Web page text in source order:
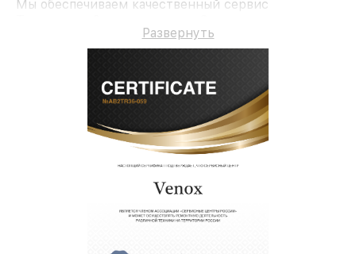
Мы обеспечиваем качественный сервис
Развернуть